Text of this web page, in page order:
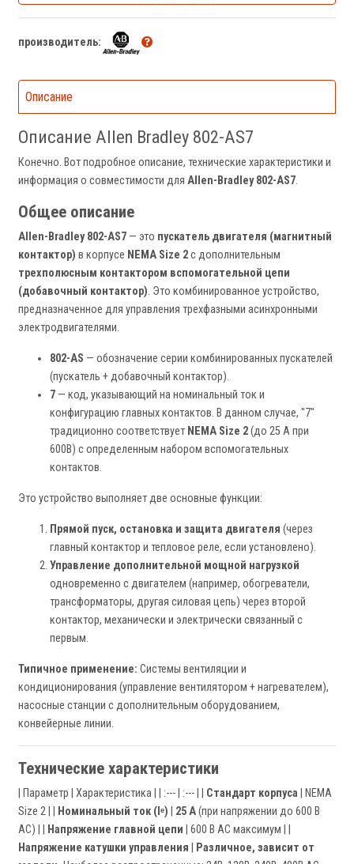
производитель:
Описание
Описание Allen Bradley 802-AS7
Конечно. Вот подробное описание, технические характеристики и
информация о совместимости для Allen-Bradley 802-AS7.
Общее описание
Allen-Bradley 802-AS7 — это пускатель двигателя (магнитный
контактор) в корпусе NEMA Size 2с дополнительным
трехполюсным контактором вспомогательной цепи
(добавочный контактор). Это комбинированное устройство,
предназначенное для управления трехфазными асинхронными
электродвигателями.
802-AS — обозначение серии комбинированных пускателей
(пускатель + добавочный контактор).
7 — код, указывающий на номинальный ток и
конфигурацию главных контактов. В данном случае, "7"
традиционно соответствует NEMA Size 2(до 25 А при
600В) с определенным набором вспомогательных
контактов.
Это устройство выполняет две основные функции:
Прямой пуск, остановка и защита двигателя (через
главный контактор и тепловое реле, если установлено).
Управление дополнительной мощной нагрузкой
одновременно с двигателем (например, обогреватели,
трансформаторы, другая силовая цепь) через второй
контактор, механически и электрически связанный с
первым.
Типичное применение: Системы вентиляции и
кондиционирования (управление вентилятором + нагревателем),
насосные станции с дополнительным оборудованием,
конвейерные линии.
Технические характеристики
| Параметр | Характеристика | | :--- | :--- | | Стандарт корпуса | NEMA
Size 2 | |
Номинальный ток (Iᵉ) 25 А(при напряжении до 600 В
AC) | |
Напряжение главной цепи | 600 В AC максимум | |
Напряжение катушки управления
Различное, зависит от